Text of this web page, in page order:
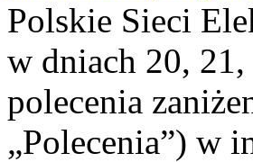
Polskie Sieci
w dniach 20,
polecenia
„Polecenia”) w